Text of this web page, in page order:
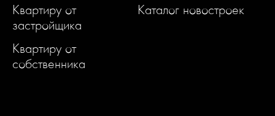
Квартиру от
застройщика
Квартиру от
собственника
Каталог новостроек